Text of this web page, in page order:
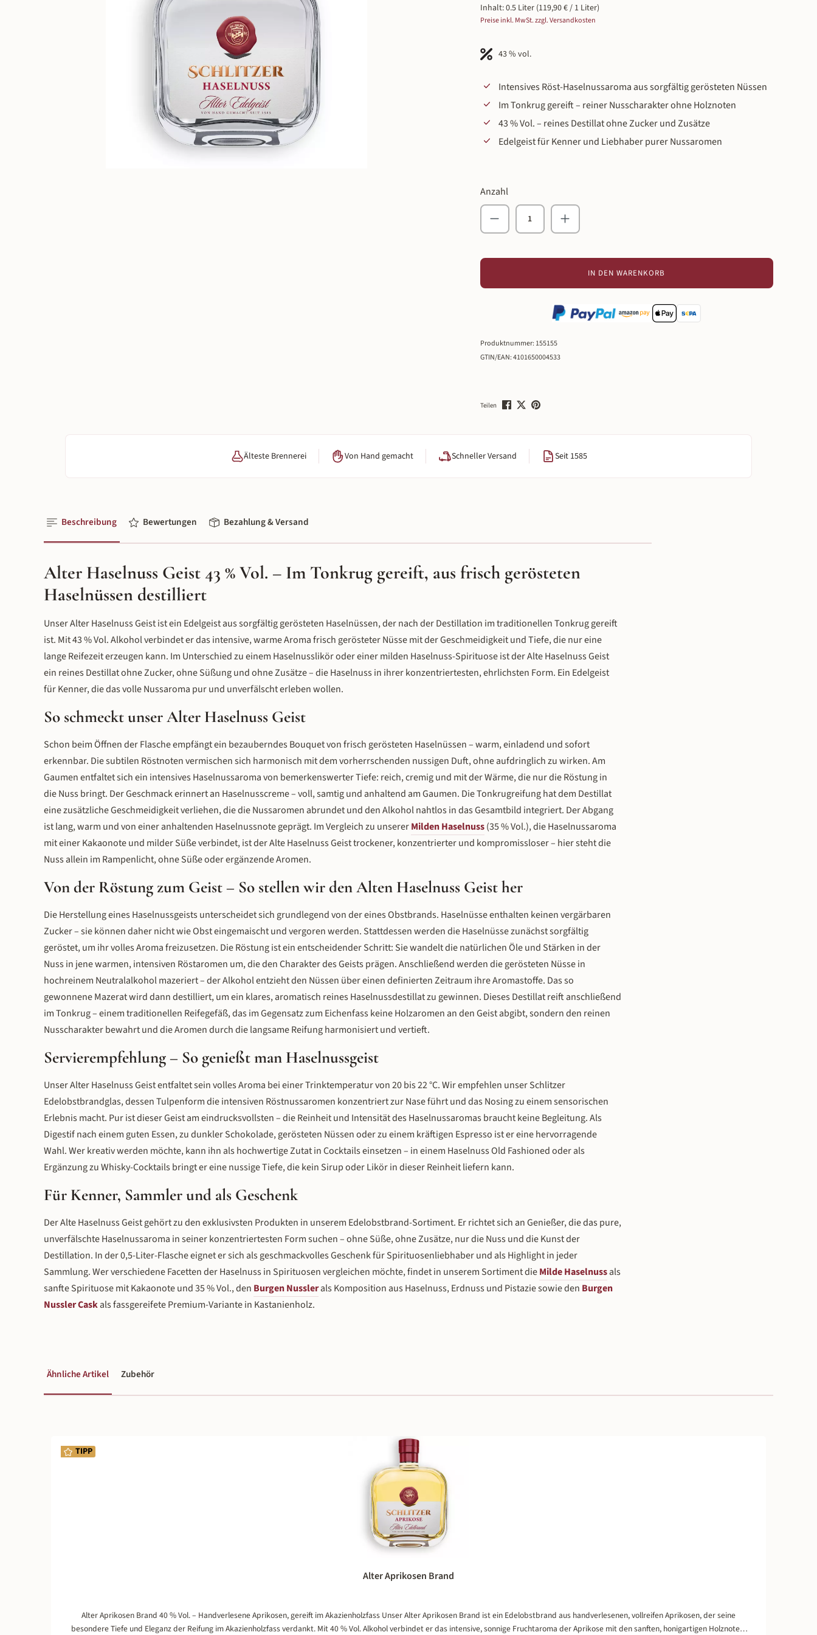
Inhalt:0.5 Liter (119,90 € / 1 Liter)
Preise inkl. MwSt. zzgl. Versandkosten
43 % vol.
Intensives Röst-Haselnussaroma aus sorgfältig gerösteten Nüssen
Im Tonkrug gereift – reiner Nusscharakter ohne Holznoten
43 % Vol. – reines Destillat ohne Zucker und Zusätze
Edelgeist für Kenner und Liebhaber purer Nussaromen
Anzahl
Produkt Anzahl: Gib den gewünschten Wert ein oder
IN DEN WARENKORB
Produktnummer: 155155
GTIN/EAN:4101650004533
Teilen
Älteste Brennerei Von Hand gemacht Schneller Versand Seit 1585
Beschreibung Bewertungen Bezahlung & Versand
Alter Haselnuss Geist 43 % Vol. – Im Tonkrug gereift, aus frisch gerösteten
Haselnüssen destilliert
Unser Alter Haselnuss Geist ist ein Edelgeist aus sorgfältig gerösteten Haselnüssen, der nach der Destillation im traditionellen Tonkrug gereift
ist. Mit 43 % Vol. Alkohol verbindet er das intensive, warme Aroma frisch gerösteter Nüsse mit der Geschmeidigkeit und Tiefe, die nur eine
lange Reifezeit erzeugen kann. Im Unterschied zu einem Haselnusslikör oder einer milden Haselnuss-Spirituose ist der Alte Haselnuss Geist
ein reines Destillat ohne Zucker, ohne Süßung und ohne Zusätze – die Haselnuss in ihrer konzentriertesten, ehrlichsten Form. Ein Edelgeist
für Kenner, die das volle Nussaroma pur und unverfälscht erleben wollen.
So schmeckt unser Alter Haselnuss Geist
Schon beim Öffnen der Flasche empfängt ein bezauberndes Bouquet von frisch gerösteten Haselnüssen – warm, einladend und sofort
erkennbar. Die subtilen Röstnoten vermischen sich harmonisch mit dem vorherrschenden nussigen Duft, ohne aufdringlich zu wirken. Am
Gaumen entfaltet sich ein intensives Haselnussaroma von bemerkenswerter Tiefe: reich, cremig und mit der Wärme, die nur die Röstung in
die Nuss bringt. Der Geschmack erinnert an Haselnusscreme – voll, samtig und anhaltend am Gaumen. Die Tonkrugreifung hat dem Destillat
eine zusätzliche Geschmeidigkeit verliehen, die die Nussaromen abrundet und den Alkohol nahtlos in das Gesamtbild integriert. Der Abgang
ist lang, warm und von einer anhaltenden Haselnussnote geprägt. Im Vergleich zu unsererMilden Haselnuss(35 % Vol.), die Haselnussaroma
mit einer Kakaonote und milder Süße verbindet, ist der Alte Haselnuss Geist trockener, konzentrierter und kompromissloser – hier steht die
Nuss allein im Rampenlicht, ohne Süße oder ergänzende Aromen.
Von der Röstung zum Geist – So stellen wir den Alten Haselnuss Geist her
Die Herstellung eines Haselnussgeists unterscheidet sich grundlegend von der eines Obstbrands. Haselnüsse enthalten keinen vergärbaren
Zucker – sie können daher nicht wie Obst eingemaischt und vergoren werden. Stattdessen werden die Haselnüsse zunächst sorgfältig
geröstet, um ihr volles Aroma freizusetzen. Die Röstung ist ein entscheidender Schritt: Sie wandelt die natürlichen Öle und Stärken in der
Nuss in jene warmen, intensiven Röstaromen um, die den Charakter des Geists prägen. Anschließend werden die gerösteten Nüsse in
hochreinem Neutralalkohol mazeriert – der Alkohol entzieht den Nüssen über einen definierten Zeitraum ihre Aromastoffe. Das so
gewonnene Mazerat wird dann destilliert, um ein klares, aromatisch reines Haselnussdestillat zu gewinnen. Dieses Destillat reift anschließend
im Tonkrug – einem traditionellen Reifegefäß, das im Gegensatz zum Eichenfass keine Holzaromen an den Geist abgibt, sondern den reinen
Nusscharakter bewahrt und die Aromen durch die langsame Reifung harmonisiert und vertieft.
Servierempfehlung – So genießt man Haselnussgeist
Unser Alter Haselnuss Geist entfaltet sein volles Aroma bei einer Trinktemperatur von 20 bis 22 °C. Wir empfehlen unser Schlitzer
Edelobstbrandglas, dessen Tulpenform die intensiven Röstnussaromen konzentriert zur Nase führt und das Nosing zu einem sensorischen
Erlebnis macht. Pur ist dieser Geist am eindrucksvollsten – die Reinheit und Intensität des Haselnussaromas braucht keine Begleitung. Als
Digestif nach einem guten Essen, zu dunkler Schokolade, gerösteten Nüssen oder zu einem kräftigen Espresso ist er eine hervorragende
Wahl. Wer kreativ werden möchte, kann ihn als hochwertige Zutat in Cocktails einsetzen – in einem Haselnuss Old Fashioned oder als
Ergänzung zu Whisky-Cocktails bringt er eine nussige Tiefe, die kein Sirup oder Likör in dieser Reinheit liefern kann.
Für Kenner, Sammler und als Geschenk
Der Alte Haselnuss Geist gehört zu den exklusivsten Produkten in unserem Edelobstbrand-Sortiment. Er richtet sich an Genießer, die das pure,
unverfälschte Haselnussaroma in seiner konzentriertesten Form suchen – ohne Süße, ohne Zusätze, nur die Nuss und die Kunst der
Destillation. In der 0,5-Liter-Flasche eignet er sich als geschmackvolles Geschenk für Spirituosenliebhaber und als Highlight in jeder
Sammlung. Wer verschiedene Facetten der Haselnuss in Spirituosen vergleichen möchte, findet in unserem Sortiment dieMilde Haselnussals
sanfte Spirituose mit Kakaonote und 35 % Vol., den Burgen Nusslerals Komposition aus Haselnuss, Erdnuss und Pistazie sowie den Burgen
Nussler Caskals fassgereifete Premium-Variante in Kastanienholz.
Ähnliche Artikel Zubehör
TIPP
Alter Aprikosen Brand
Alter Aprikosen Brand 40 % Vol. – Handverlesene Aprikosen, gereift im Akazienholzfass Unser Alter Aprikosen Brand ist ein Edelobstbrand aus handverlesenen, vollreifen Aprikosen, der seine
besondere Tiefe und Eleganz der Reifung im Akazienholzfass verdankt. Mit 40 % Vol. Alkohol verbindet er das intensive, sonnige Fruchtaroma der Aprikose mit den sanften, honigartigen Holznoten,